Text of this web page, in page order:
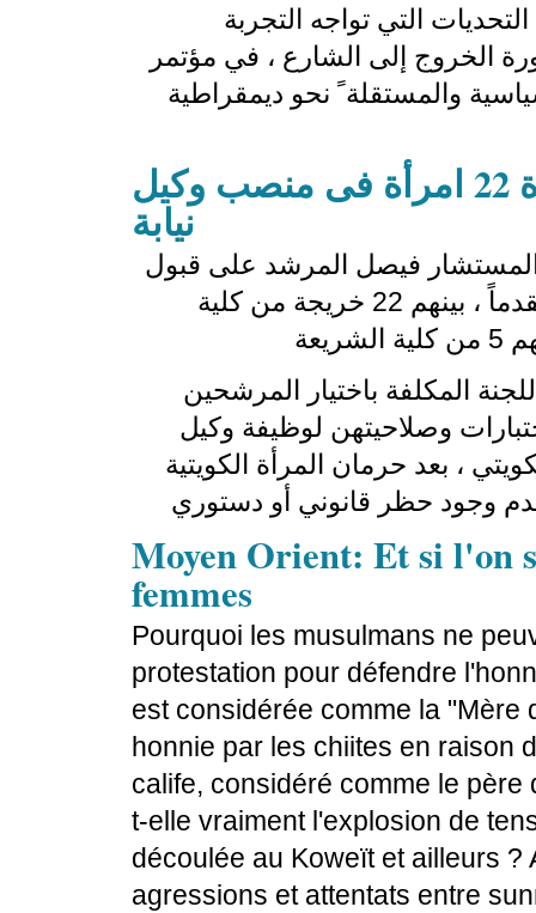
التي تواجه التجربة
الخروج إلى الشارع ، في مؤتمر
والمستقلة ً نحو ديمقراطية
الكويت:الكويت تعين لأول مرة 22 امرأة فى منصب وكيل
نيابة
المستشار فيصل المرشد على قبول
62 متقدماً لوظيفة وكيل نيابة من أصل 270 متقدماً ، بينهم 22 خريجة من كلية
المكلفة باختيار المرشحين
لنجاحهن في الاختبارات وصلاحيتهن لوظيفة وكيل
، بعد حرمان المرأة الكويتية
Moyen Orient: Et si l'on
femmes
Pourquoi les musulmans ne
protestation pour défendre
est considérée comme la
honnie par les chiites en raison
calife, considéré comme le
t-elle vraiment l'explosion de
découlée au Koweït et ailleurs
agressions et attentats entre